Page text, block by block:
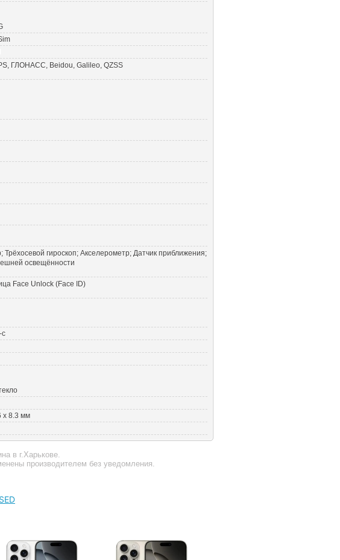
ГЛОНАСС, Beidou, Galileo, QZSS
Трёхосевой гироскоп; Акселерометр; Датчик приближения;
освещённости
Face Unlock (Face ID)
c
x 8.3 мм
в г.Харькове.
производителем без уведомления.